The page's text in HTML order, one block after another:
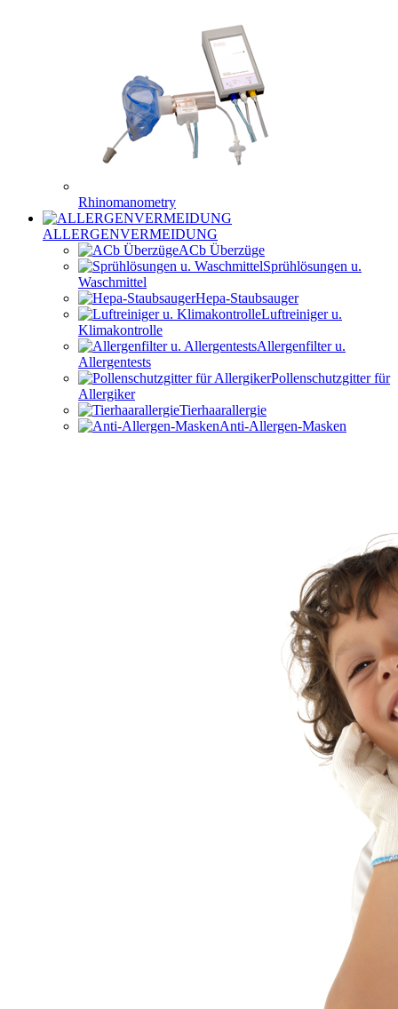
Rhinomanometry
ALLERGENVERMEIDUNG
ACb Überzüge
Sprühlösungen u.
Waschmittel
Hepa-Staubsauger
Luftreiniger u.
Klimakontrolle
Allergenfilter u.
Allergentests
Pollenschutzgitter für
Allergiker
Tierhaarallergie
Anti-Allergen-Masken